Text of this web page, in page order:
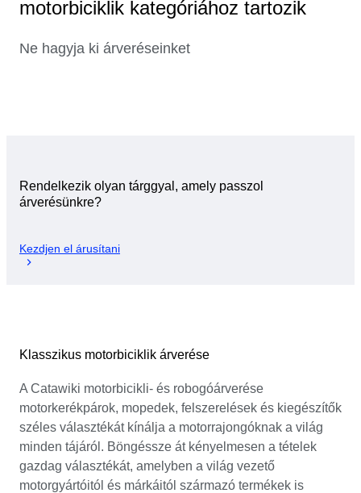
motorbiciklik kategóriához tartozik
Ne hagyja ki árveréseinket
Rendelkezik olyan tárggyal, amely passzol
árverésünkre?
Kezdjen el árusítani
Klasszikus motorbiciklik árverése
A Catawiki motorbicikli- és robogóárverése
motorkerékpárok, mopedek, felszerelések és kiegészítők
széles választékát kínálja a motorrajongóknak a világ
minden tájáról. Böngéssze át kényelmesen a tételek
gazdag választékát, amelyben a világ vezető
motorgyártóitól és márkáitól származó termékek is